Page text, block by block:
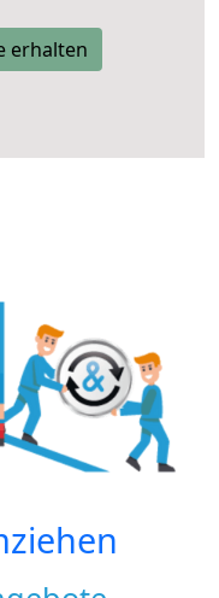
erhalten